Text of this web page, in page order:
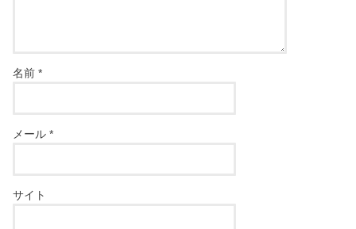
名前*
メール*
サイト